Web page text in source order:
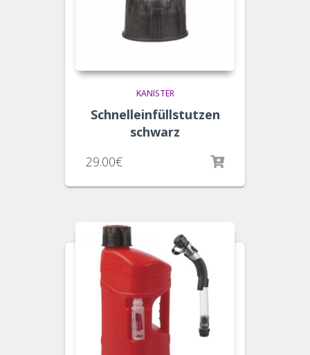
KANISTER
Schnelleinfüllstutzen
schwarz
29.00€